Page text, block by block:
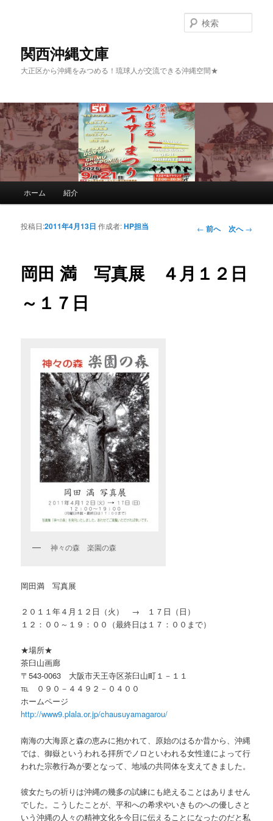
関西沖縄文庫
大正区から沖縄をみつめる！琉球人が交流できる沖縄空間★
索
メインコンテンツへ移動
サブコンテンツへ移動
ホーム 紹介
投稿ナビゲーシ
← 前へ 次へ→
岡田 満 写真展 ４月１２日
～１７日
投稿日:2011年4月13日 作成者:HP担当
神々の森 楽園の森
岡田満 写真展
２０１１年４月１２日（火） → １７日（日）
１２：００～１９：００（最終日は１７：００まで）
★場所★
茶臼山画廊
〒543-0063 大阪市天王寺区茶臼山町１－１１
℡ ０９０－４４９２－０４００
ホームページ
http://www9.plala.or.jp/chausuyamagarou/
南海の大海原と森の恵みに抱かれて、原始のはるか昔から、沖縄
では、御嶽というわれる拝所でノロといわれる女性達によって行
われた宗教行為が要となって、地域の共同体を支えてきました。
彼女たちの祈りは沖縄の幾多の試練にも絶えることはありません
でした。こうしたことが、平和への希求やいきものへの優しさと
いう沖縄の人々の精神文化を今日に伝えることになったのだと私